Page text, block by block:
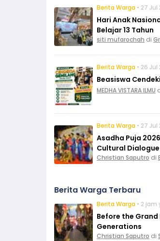
Berita Warga • 27 Jul
Hari Anak
Belajar 13 Tahun
siti mufarochah di
Berita Warga • 26 Jul
Beasiswa
MEDHA VISTARA ILMU
Berita Warga • 27 Jul
Asadha Puja
Cultural Dialogue
Christian Saputro di
Berita Warga Terbaru
Berita Warga • 2 jam
Before the Grand
Generations
Christian Saputro di